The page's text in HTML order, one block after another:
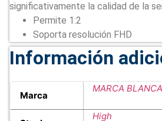
significativamente la calidad de la
Permite 1:2
Soporta resolución FHD
Información
Marca
MARCA BLANCA
High